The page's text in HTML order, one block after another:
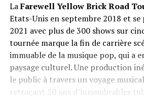
LaFarewell Yellow Brick Road
Etats-Unis en septembre 2018 et se
2021 avec plus de 300 shows sur
tournée marque la fin de carrière
immuable de la musique pop, qui a
paysage culturel. Une production
le public à travers un voyage
retraçant 50 ans d’innombrables